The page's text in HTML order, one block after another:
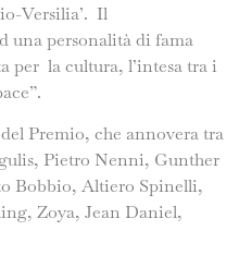
Versilia’. Il
una personalità di fama
per la cultura, l’intesa tra i
Premio, che annovera tra
Pietro Nenni, Gunther
Bobbio, Altiero Spinelli,
Zoya, Jean Daniel,